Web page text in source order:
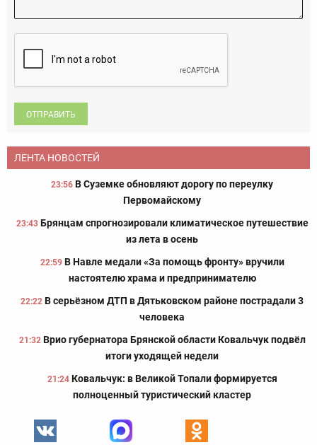
ОТПРАВИТЬ
ЛЕНТА НОВОСТЕЙ
23:56 В Суземке обновляют дорогу по переулку
Первомайскому
23:43 Брянцам спрогнозировали климатическое путешествие
из лета в осень
22:59 В Навле медали «За помощь фронту» вручили
настоятелю храма и предпринимателю
22:22 В серьёзном ДТП в Дятьковском районе пострадали 3
человека
21:32 Врио губернатора Брянской области Ковальчук подвёл
итоги уходящей недели
21:24 Ковальчук: в Великой Топали формируется
полноценный туристический кластер